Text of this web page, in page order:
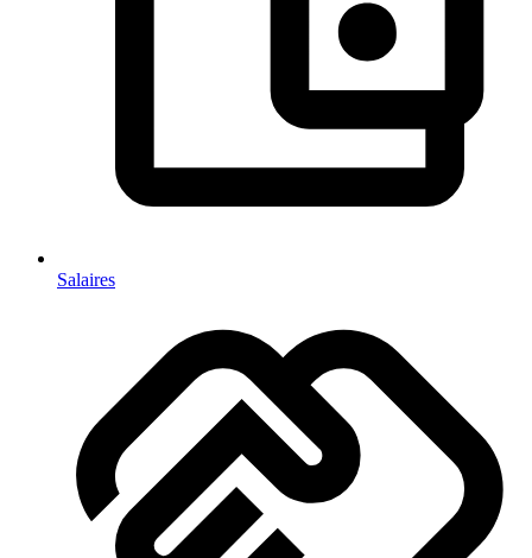
Salaires